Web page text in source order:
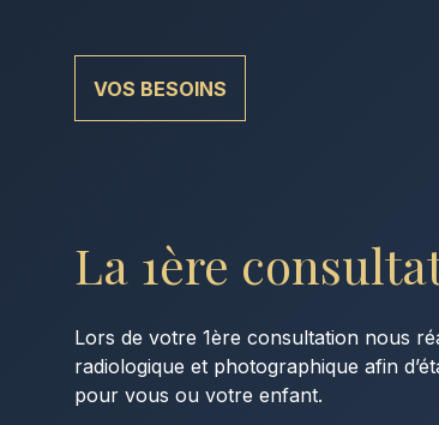
VOS BESOINS
La 1ère
Lors de votre 1ère consultation nous
radiologique et photographique afin
pour vous ou votre enfant.